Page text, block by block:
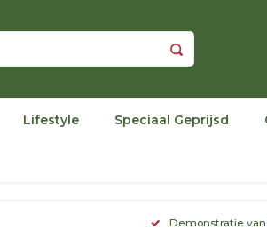
Lifestyle Speciaal Geprijsd
Demonstratie